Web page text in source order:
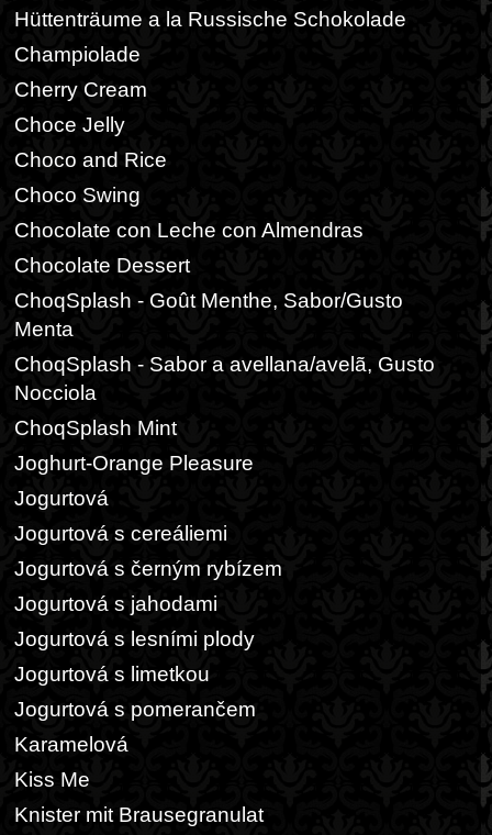
Hüttenträume a la Russische Schokolade
Champiolade
Cherry Cream
Choce Jelly
Choco and Rice
Choco Swing
Chocolate con Leche con Almendras
Chocolate Dessert
ChoqSplash - Goût Menthe, Sabor/Gusto
Menta
ChoqSplash - Sabor a avellana/avelã, Gusto
Nocciola
ChoqSplash Mint
Joghurt-Orange Pleasure
Jogurtová
Jogurtová s cereáliemi
Jogurtová s černým rybízem
Jogurtová s jahodami
Jogurtová s lesními plody
Jogurtová s limetkou
Jogurtová s pomerančem
Karamelová
Kiss Me
Knister mit Brausegranulat